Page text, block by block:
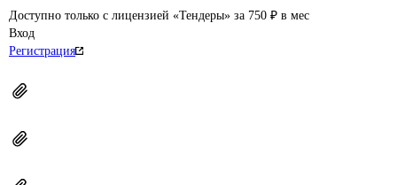
Доступно только с лицензией «Тендеры» за 750 ₽ в мес
Вход
Регистрация